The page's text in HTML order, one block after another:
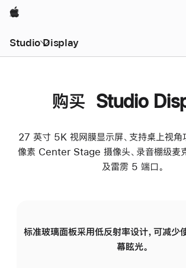
Apple
Studio Display
购买 Studio
27 英寸 5K 视网膜显示屏、支持桌上视
像素 Center Stage 摄像头、录音棚级麦
及雷雳 5 端口。
标准玻璃面板采用低反射率设计，可减少
幕眩光。